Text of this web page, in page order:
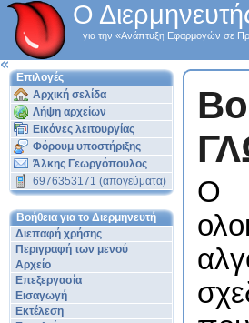
Ο
για την «Ανάπτυξη Εφαρμογών σε
Επιλογές
Αρχική σελίδα
Λήψη αρχείων
Εικόνες λειτουργίας
Φόρουμ υποστήριξης
Άλκης Γεωργόπουλος
6976353171 (απογεύματα)
Βοήθεια για το Διερμηνευτή
Διεπαφή χρήσης
Περιγραφή των μενού
Αρχείο
Επεξεργασία
Εισαγωγή
Εκτέλεση
Ο